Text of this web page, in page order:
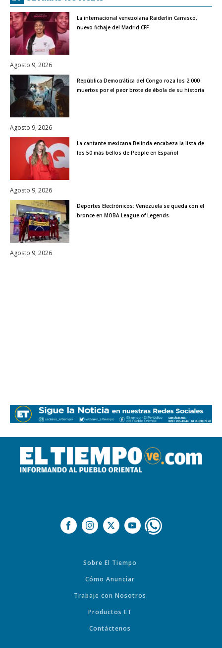
La internacional venezolana Raiderlin Carrasco,
nuevo fichaje del Madrid CFF
Agosto 9, 2026
República Democrática del Congo roza los 2.000
muertos por el peor brote de ébola de su historia
Agosto 9, 2026
La cantante mexicana Belinda encabeza la lista de
los 50 más bellos de People en Español
Agosto 9, 2026
Deportes Electrónicos: Venezuela se queda con el
bronce en MOBA League of Legends
Agosto 9, 2026
Sobre El Tiempo
Cómo Anunciar
Trabaje con Nosotros
Productos ET
Contáctenos